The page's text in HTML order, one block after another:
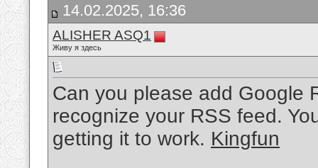
14.02.2025, 16:36
ALISHER ASQ1
Живу я здесь
Can you please add Google
recognize your RSS feed.
getting it to work. Kingfun